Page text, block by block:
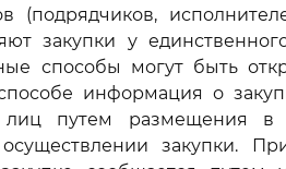
(подрядчиков,
закупки у
способы могут быть
информация о
лиц путем размещения
закупки.